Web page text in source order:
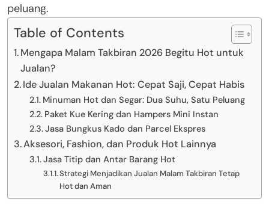
peluang.
Table of Contents
Mengapa Malam Takbiran 2026 Begitu Hot untuk
Jualan?
Ide Jualan Makanan Hot: Cepat Saji, Cepat Habis
Minuman Hot dan Segar: Dua Suhu, Satu Peluang
Paket Kue Kering dan Hampers Mini Instan
Jasa Bungkus Kado dan Parcel Ekspres
Aksesori, Fashion, dan Produk Hot Lainnya
Jasa Titip dan Antar Barang Hot
Strategi Menjadikan Jualan Malam Takbiran Tetap
Hot dan Aman